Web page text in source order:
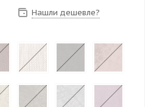
Нашли дешевле?